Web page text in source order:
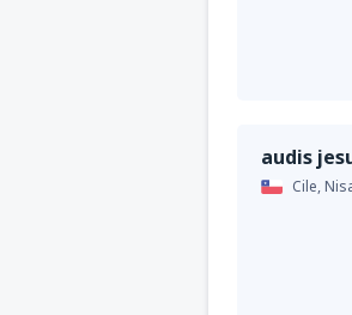
audis
Cile,